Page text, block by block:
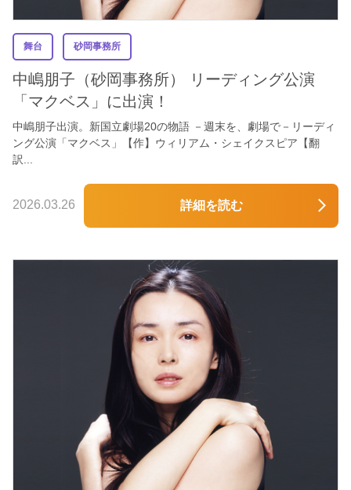
舞台 砂岡事務所
中嶋朋子（砂岡事務所） リーディング公演
「マクベス」に出演！
中嶋朋子出演。新国立劇場20の物語 －週末を、劇場で－リーディ
ング公演「マクベス」【作】ウィリアム・シェイクスピア【翻
訳...
2026.03.26 詳細を読む